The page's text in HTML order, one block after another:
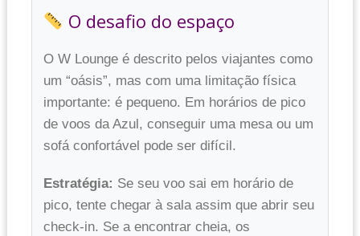
O desafio do espaço
O W Lounge é descrito pelos viajantes como
um “oásis”, mas com uma limitação física
importante: é pequeno. Em horários de pico
de voos da Azul, conseguir uma mesa ou um
sofá confortável pode ser difícil.
Estratégia: Se seu voo sai em horário de
pico, tente chegar à sala assim que abrir seu
check-in. Se a encontrar cheia, os